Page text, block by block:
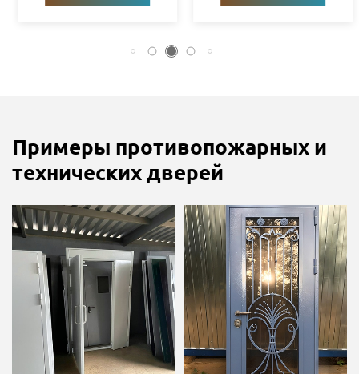
Примеры противопожарных и
технических дверей